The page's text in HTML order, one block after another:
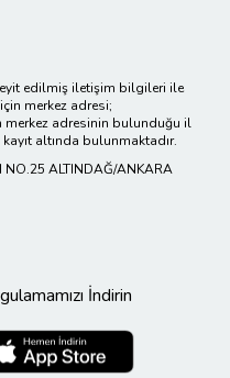
edilmiş iletişim bilgileri ile
merkez adresi;
merkez adresinin bulunduğu il
altında bulunmaktadır.
NO.25 ALTINDAĞ/ANKARA
İndirin